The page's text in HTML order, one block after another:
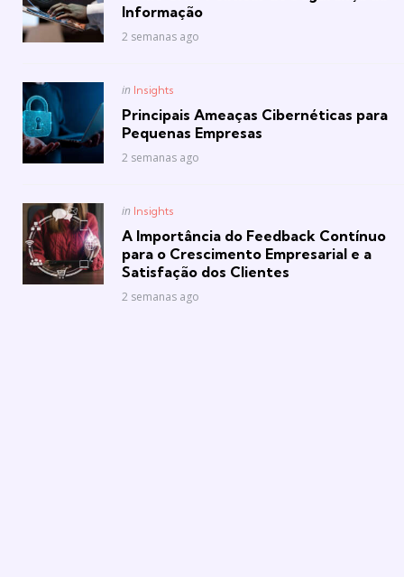
Informação
2 semanas ago
Posted
in Insights
Principais Ameaças Cibernéticas para
Pequenas Empresas
2 semanas ago
Posted
in Insights
A Importância do Feedback Contínuo
para o Crescimento Empresarial e a
Satisfação dos Clientes
2 semanas ago